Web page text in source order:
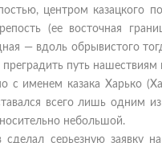
центром казацкого
(ее восточная
— вдоль обрывистого
путь нашествиям
с именем казака Харько
всего лишь
небольшой.
серьезную заявку